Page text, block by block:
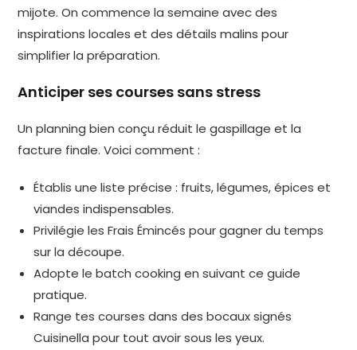
mijote. On commence la semaine avec des
inspirations locales et des détails malins pour
simplifier la préparation.
Anticiper ses courses sans stress
Un planning bien conçu réduit le gaspillage et la
facture finale. Voici comment :
Établis une liste précise : fruits, légumes, épices et
viandes indispensables.
Privilégie les Frais Émincés pour gagner du temps
sur la découpe.
Adopte le batch cooking en suivant ce guide
pratique.
Range tes courses dans des bocaux signés
Cuisinella pour tout avoir sous les yeux.